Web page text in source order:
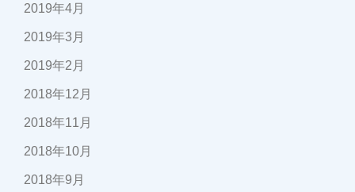
2019年4月
2019年3月
2019年2月
2018年12月
2018年11月
2018年10月
2018年9月